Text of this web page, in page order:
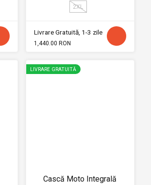
2XL
Livrare Gratuită, 1-3 zile
1,440.00 RON
LIVRARE GRATUITĂ
Cască Moto Integrală